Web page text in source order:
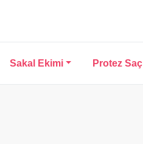
Sakal Ekimi Protez Saç